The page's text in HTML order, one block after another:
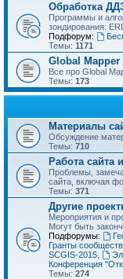
Обработка
Программы и
зондирования:
Подфорум:
Темы: 1171
Global Mapper
Все про Global
Темы: 173
Материалы
Обсуждение
Темы: 710
Работа сайта
Проблемы,
сайта, включая
Темы: 371
Другие
Мероприятия и
Могут быть
Подфорумы:
Гранты
SCGIS-2015
Конференция
Темы: 274